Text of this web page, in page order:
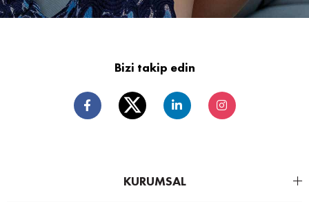
Bizi takip edin
KURUMSAL